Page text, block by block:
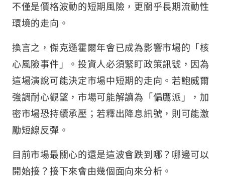
不僅是價格波動的短期風險，更關乎長期流動性
環境的走向。
換言之，傑克遜霍爾年會已成為影響市場的「核
心風險事件」。投資人必須緊盯政策訊號，因為
這場演說可能決定市場中短期的走向。若鮑威爾
強調耐心觀望，市場可能解讀為「偏鷹派」，加
密市場恐持續承壓；若釋出降息訊號，則可能激
勵短線反彈。
目前市場最關心的還是這波會跌到哪？哪邊可以
開始接？接下來會由幾個面向來分析。